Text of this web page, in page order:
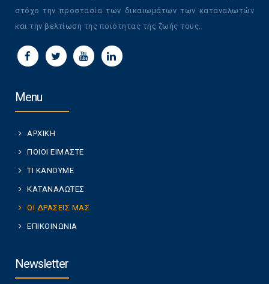
στόχο την προστασία των δικαιωμάτων των καταναλωτών
και την βελτίωση της ποιότητας της ζωής τους.
Menu
ΑΡΧΙΚΗ
ΠΟΙΟΙ ΕΙΜΑΣΤΕ
ΤΙ ΚΑΝΟΥΜΕ
ΚΑΤΑΝΑΛΩΤΕΣ
ΟΙ ΔΡΑΣΕΙΣ ΜΑΣ
ΕΠΙΚΟΙΝΩΝΙΑ
Newsletter